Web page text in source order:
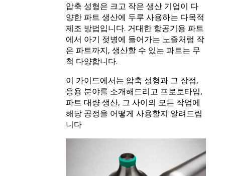
압축 성형은 크고 작은 생산 기업이 다
양한 파트 생산에 두루 사용하는 다목적
제조 방법입니다. 거대한 항공기용 파트
에서 아기 젖병에 들어가는 노즐처럼 작
은 파트까지, 생산할 수 있는 파트는 무
척 다양합니다.
이 가이드에서는 압축 성형과 그 장점,
응용 분야를 소개해드리고 프로토타입,
파트 대량 생산, 그 사이의 모든 작업에
해당 공정을 어떻게 사용할지 알려드립
니다